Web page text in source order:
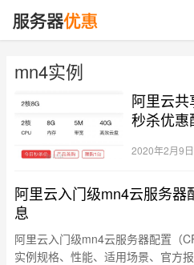
mn4实例
阿里云
秒杀优惠
2020年2月9日
阿里云入门级mn4云服务器
息
阿里云入门级mn4云服务器配置（
实例规格、性能、适用场景、官方